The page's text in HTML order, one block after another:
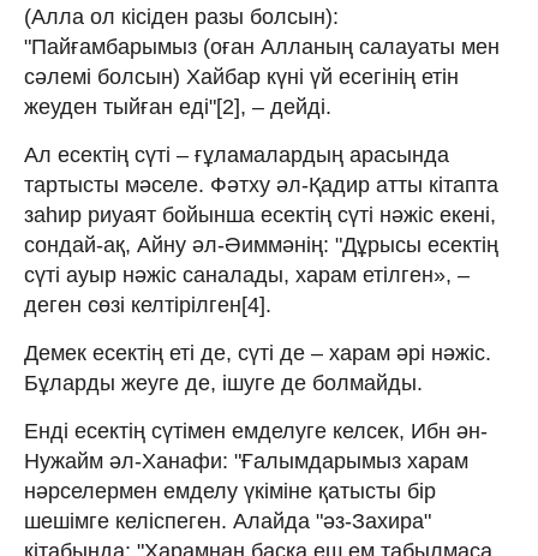
(Алла ол кісіден разы болсын):
"Пайғамбарымыз (оған Алланың салауаты мен
сәлемі болсын) Хайбар күні үй есегінің етін
жеуден тыйған еді"[2], – дейді.
Ал есектің сүті – ғұламалардың арасында
тартысты мәселе. Фәтху әл-Қадир атты кітапта
заһир риуаят бойынша есектің сүті нәжіс екені,
сондай-ақ, Айну әл-Әиммәнің: "Дұрысы есектің
сүті ауыр нәжіс саналады, харам етілген», –
деген сөзі келтірілген[4].
Демек есектің еті де, сүті де – харам әрі нәжіс.
Бұларды жеуге де, ішуге де болмайды.
Енді есектің сүтімен емделуге келсек, Ибн ән-
Нужайм әл-Ханафи: "Ғалымдарымыз харам
нәрселермен емделу үкіміне қатысты бір
шешімге келіспеген. Алайда "әз-Захира"
кітабында: "Харамнан басқа еш ем табылмаса